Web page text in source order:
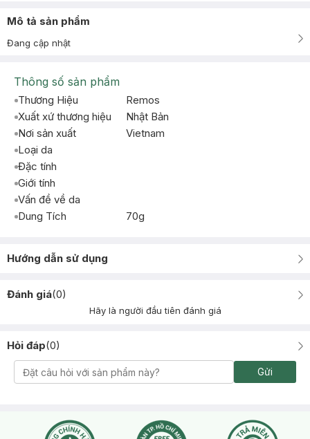
Mô tả sản phẩm
Đang cập nhật
Thông số sản phẩm
Thương Hiệu
Remos
Xuất xứ thương hiệu
Nhật Bản
Nơi sản xuất
Vietnam
Loại da
Đặc tính
Giới tính
Vấn đề về da
Dung Tích
70g
Hướng dẫn sử dụng
Đánh giá(0)
Hãy là người đầu tiên đánh giá
Hỏi đáp(0)
Gửi